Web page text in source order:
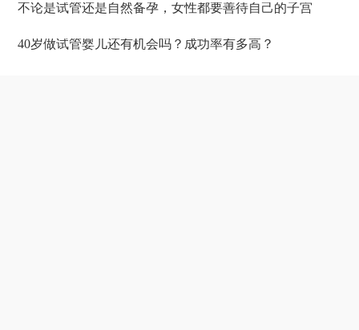
不论是试管还是自然备孕，女性都要善待自己的子宫
40岁做试管婴儿还有机会吗？成功率有多高？